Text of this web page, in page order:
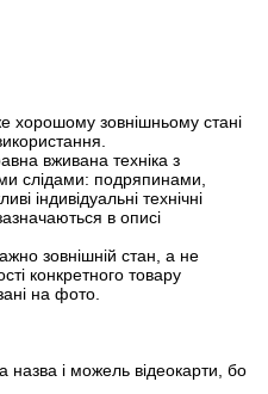
хорошому зовнішньому стані
вживана техніка з
слідами: подряпинами,
індивідуальні технічні
в описі
зовнішній стан, а не
конкретного товару
на фото.
назва і можель відеокарти, бо